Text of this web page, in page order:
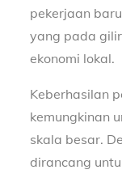
pekerjaan
yang pada
ekonomi lokal.
Keberhasilan
kemungkinan
skala besar.
dirancang